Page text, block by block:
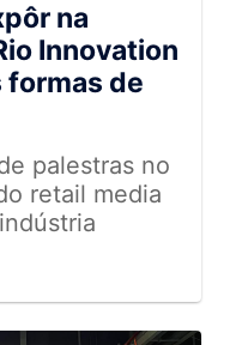
na
Innovation
formas de
palestras no
retail media